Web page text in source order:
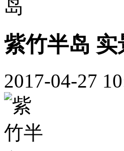
紫竹半岛
2017-04-27